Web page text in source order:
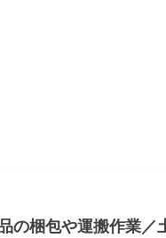
の梱包や運搬作業／